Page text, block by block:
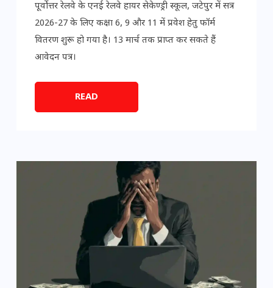
पूर्वोत्तर रेलवे के एनई रेलवे हायर सेकेण्ड्री स्कूल, जटेपुर में सत्र
2026-27 के लिए कक्षा 6, 9 और 11 में प्रवेश हेतु फॉर्म
वितरण शुरू हो गया है। 13 मार्च तक प्राप्त कर सकते हैं
आवेदन पत्र।
READ